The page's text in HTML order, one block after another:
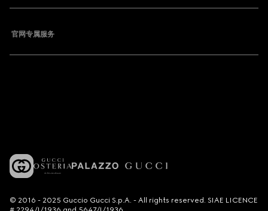
官网专属服务
© 2016 - 2025 Guccio Gucci S.p.A. - All rights reserved. SIAE LICENCE